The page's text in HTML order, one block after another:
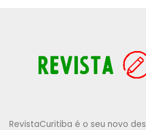
RevistaCuritiba é o seu novo